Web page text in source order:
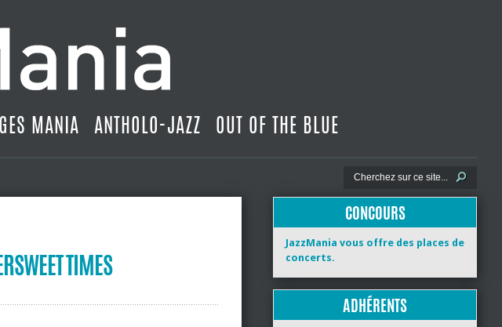
MANIA ANTHOLO-JAZZ OUT OF THE BLUE
TIMES
CONCOURS
JazzMania vous offre des places de
concerts.
ADHÉRENTS